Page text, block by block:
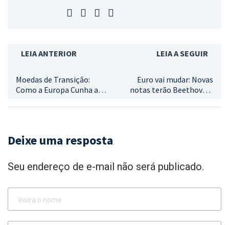
LEIA ANTERIOR
Moedas de Transição:
Como a Europa Cunha a
LEIA A SEGUIR
Euro vai mudar: Novas
notas terão Beethoven,
aves raras
Deixe uma resposta
Seu endereço de e-mail não será publicado.